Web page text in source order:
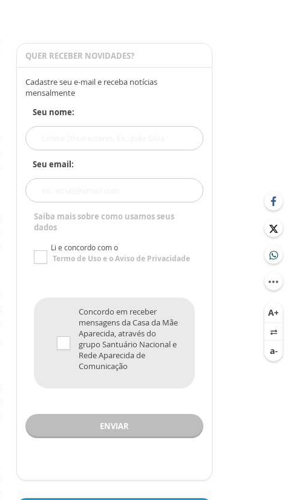
QUER RECEBER NOVIDADES?
Cadastre seu e-mail e receba notícias
mensalmente
Seu nome:
Seu email:
Saiba mais sobre como usamos seus
dados
Li e concordo com o
Termo de Usoe oAviso de Privacidade
Concordo em receber
mensagens da Casa da Mãe
Aparecida, através do
grupo Santuário Nacional e
Rede Aparecida de
Comunicação
ENVIAR